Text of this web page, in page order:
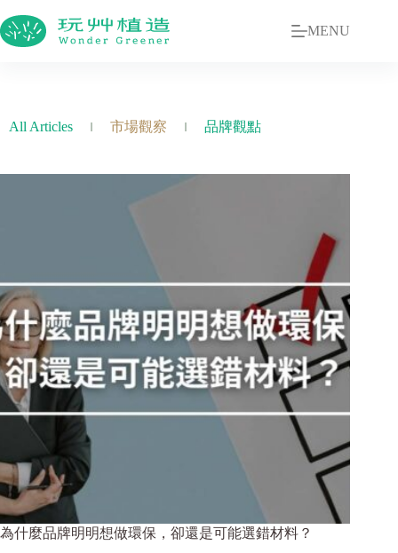
MENU
All Articles 市場觀察 品牌觀點
為什麼品牌明明想做環保，卻還是可能選錯材料？